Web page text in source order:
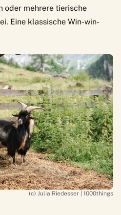
oder mehrere tierische
Eine klassische Win-win-
(c) Julia Riedesser | 1000things